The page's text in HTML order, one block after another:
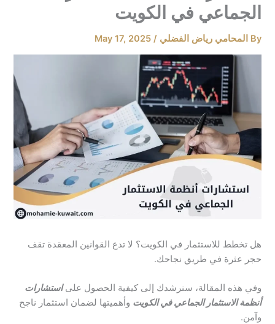
الجماعي في الكويت
By المحامي رياض الفضلي /
May 17, 2025
هل تخطط للاستثمار في الكويت؟ لا تدع القوانين المعقدة تقف
حجر عثرة في طريق نجاحك.
وفي هذه المقالة، سنرشدك إلى كيفية الحصول علىاستشارات
أنظمة الاستثمار الجماعي في الكويت وأهميتها لضمان استثمار ناجح
وآمن.